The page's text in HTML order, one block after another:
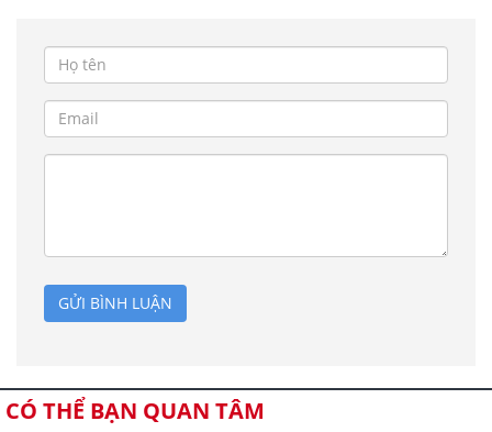
GỬI BÌNH LUẬN
CÓ THỂ BẠN QUAN TÂM